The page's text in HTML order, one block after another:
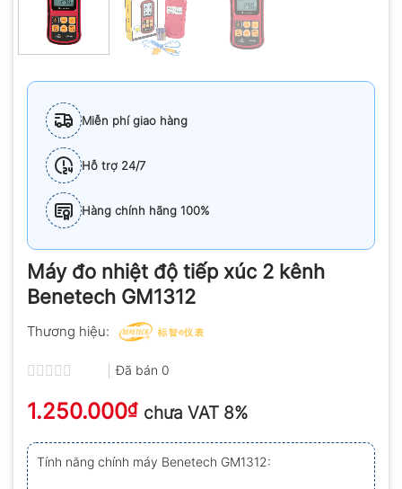
Miễn phí giao hàng
Hỗ trợ 24/7
Hàng chính hãng 100%
Máy đo nhiệt độ tiếp xúc 2 kênh
Benetech GM1312
Thương hiệu:
xếp
hạng
5
sao
Đã bán 0
1.250.000₫ chưa VAT 8%
Tính năng chính máy Benetech GM1312: